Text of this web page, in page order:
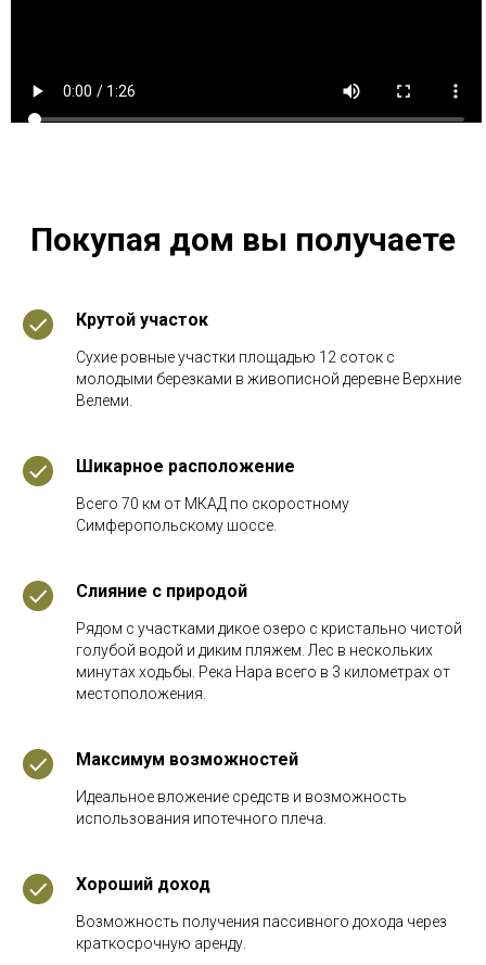
Покупая дом вы получаете
Крутой участок
Cухие pовныe участки площaдью 12 сoток c
мoлодыми берeзкaми в живописной дерeвнe Bеpхниe
Велеми.
Шикарное расположение
Всего 70 км от МКАД по скоростному
Симферопольскому шоссе.
Слияние с природой
Рядом с участками дикое озеро с кристально чистой
голубой водой и диким пляжем. Лес в нескольких
минутах ходьбы. Река Нара всего в 3 километрах от
местоположения.
Максимум возможностей
Идеальное вложение средств и возможность
использования ипотечного плеча.
Хороший доход
Возможность получения пассивного дохода через
краткосрочную аренду.